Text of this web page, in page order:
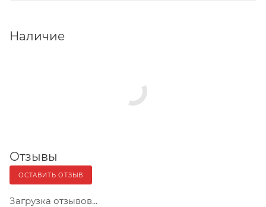
Наличие
Отзывы
ОСТАВИТЬ ОТЗЫВ
Загрузка отзывов...